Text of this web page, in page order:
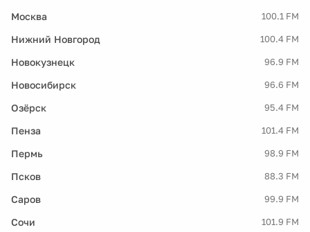
Москва 100.1 FM
Нижний Новгород 100.4 FM
Новокузнецк 96.9 FM
Новосибирск 96.6 FM
Озёрск 95.4 FM
Пенза 101.4 FM
Пермь 98.9 FM
Псков 88.3 FM
Саров 99.9 FM
Сочи 101.9 FM